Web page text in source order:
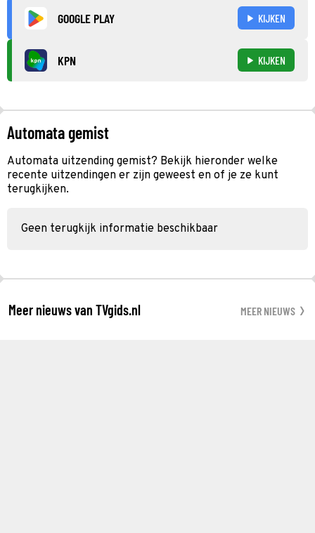
GOOGLE PLAY KIJKEN
KPN KIJKEN
Automata gemist
Automata uitzending gemist? Bekijk hieronder welke
recente uitzendingen er zijn geweest en of je ze kunt
terugkijken.
Geen terugkijk informatie beschikbaar
Meer nieuws van TVgids.nl MEER NIEUWS